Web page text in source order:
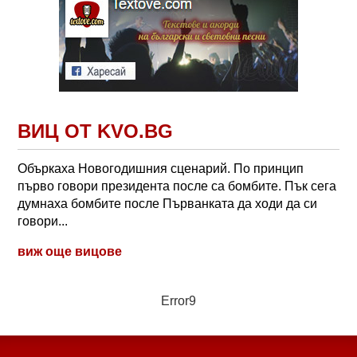
ВИЦ ОТ KVO.BG
Объркаха Новогодишния сценарий. По принцип
първо говори президента после са бомбите. Пък сега
думнаха бомбите после Първанката да ходи да си
говори...
виж още вицове
Error9